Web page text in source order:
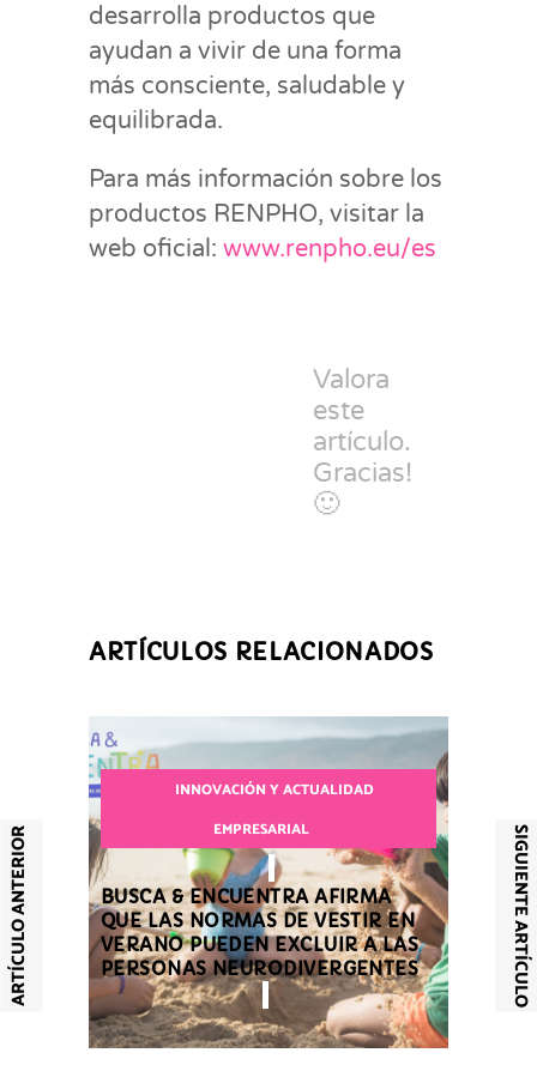
desarrolla productos que
ayudan a vivir de una forma
más consciente, saludable y
equilibrada.
Para más información sobre los
productos RENPHO, visitar la
web oficial: www.renpho.eu/es
Valora
este
artículo.
Gracias!
🙂
ARTÍCULO ANTERIOR SIGUIENTE ARTÍCULO
ARTÍCULOS RELACIONADOS
INNOVACIÓN Y ACTUALIDAD
EMPRESARIAL
BUSCA & ENCUENTRA AFIRMA
QUE LAS NORMAS DE VESTIR EN
VERANO PUEDEN EXCLUIR A LAS
PERSONAS NEURODIVERGENTES